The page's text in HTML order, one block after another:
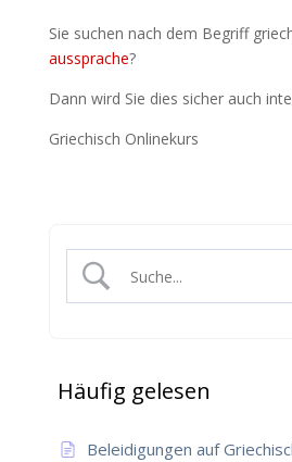
Sie suchen nach dem Begriff
aussprache?
Dann wird Sie dies sicher auch
Griechisch Onlinekurs
Häufig gelesen
Beleidigungen auf